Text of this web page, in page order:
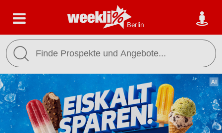
Berlin